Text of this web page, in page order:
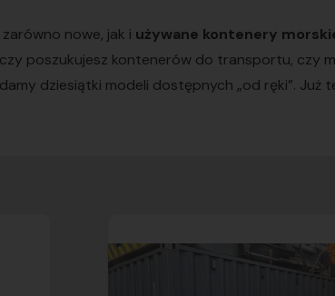
nowe, jak i używane kontenery
czy poszukujesz kontenerów do transportu,
dziesiątki modeli dostępnych „od ręki”.